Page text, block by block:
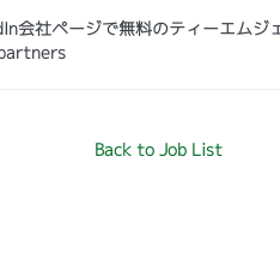
会社ページで無料のティーエムジ
Back to Job List